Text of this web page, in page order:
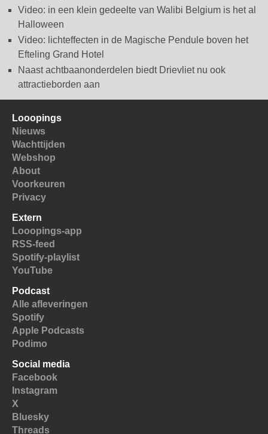
Video: in een klein gedeelte van Walibi Belgium is het al
Halloween
Video: lichteffecten in de Magische Pendule boven het
Efteling Grand Hotel
Naast achtbaanonderdelen biedt Drievliet nu ook
attractieborden aan
Looopings
Nieuws
Wachttijden
Webshop
About
Voorkeuren
Privacy
Extern
Looopings-app
RSS-feed
Spotify-playlist
YouTube
Podcast
Alle afleveringen
Spotify
Apple Podcasts
Podimo
Social media
Facebook
Instagram
X
Bluesky
Threads